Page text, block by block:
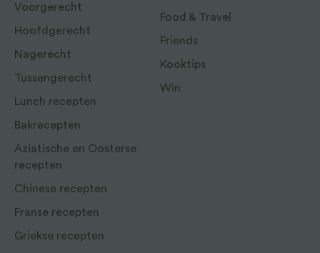
Voorgerecht
Hoofdgerecht
Nagerecht
Tussengerecht
Lunch recepten
Bakrecepten
Aziatische en Oosterse
recepten
Chinese recepten
Franse recepten
Griekse recepten
Food & Travel
Friends
Kooktips
Win